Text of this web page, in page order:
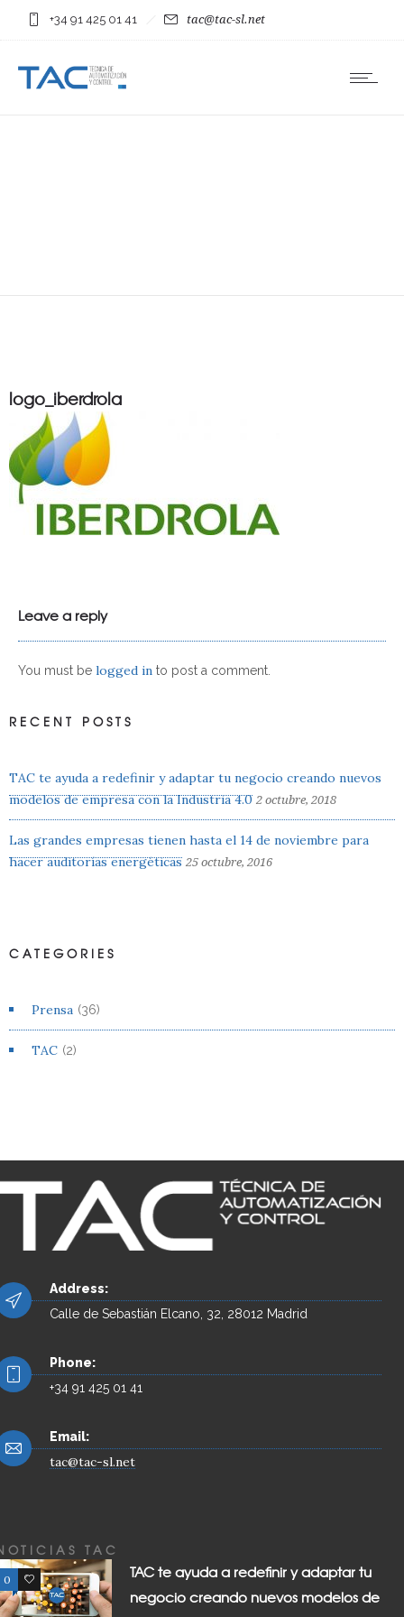
+34 91 425 01 41 tac@tac-sl.net
logo_iberdrola
Leave a reply
You must be logged in to post a comment.
RECENT POSTS
TAC te ayuda a redefinir y adaptar tu negocio creando nuevos
modelos de empresa con la Industria 4.0 2 octubre, 2018
Las grandes empresas tienen hasta el 14 de noviembre para
hacer auditorías energéticas 25 octubre, 2016
CATEGORIES
Prensa (36)
TAC (2)
Address:
Calle de Sebastián Elcano, 32, 28012 Madrid
Phone:
+34 91 425 01 41
Email:
tac@tac-sl.net
TAC
0 0
TAC te ayuda a redefinir y adaptar tu
negocio creando nuevos modelos de